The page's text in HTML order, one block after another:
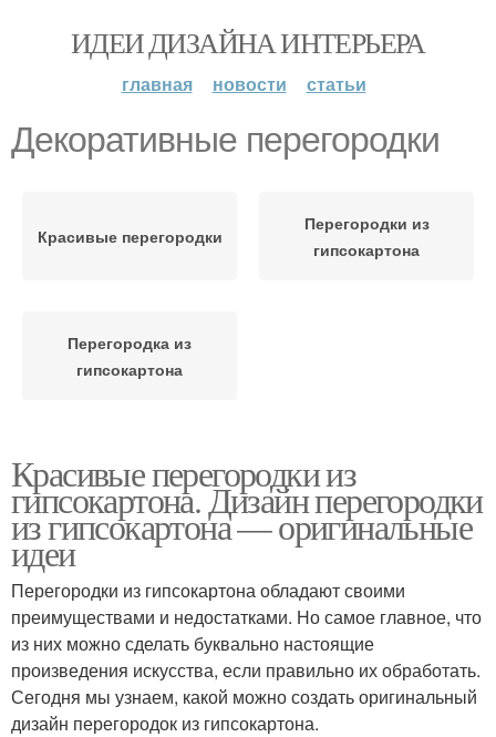
ИДЕИ ДИЗАЙНА ИНТЕРЬЕРА
главная новости статьи
Декоративные перегородки
Красивые перегородки
Перегородки из
гипсокартона
Перегородка из
гипсокартона
Красивые перегородки из
гипсокартона. Дизайн перегородки
из гипсокартона — оригинальные
идеи
Перегородки из гипсокартона обладают своими
преимуществами и недостатками. Но самое главное, что
из них можно сделать буквально настоящие
произведения искусства, если правильно их обработать.
Сегодня мы узнаем, какой можно создать оригинальный
дизайн перегородок из гипсокартона.